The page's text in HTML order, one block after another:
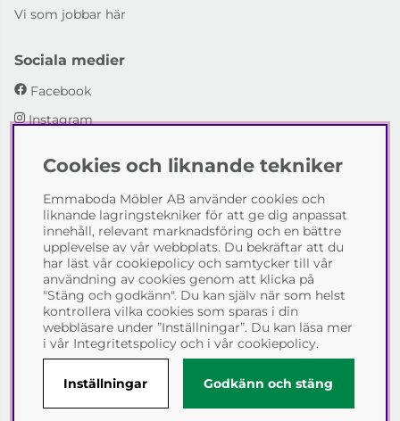
Vi som jobbar här
Sociala medier
Facebook
Instagram
Emmaboda Möbler AB
I fyra generationer har vi hjälpt människor att möblera
sina hem och uppfylla sina inredningsdrömmar med
möbeldesign av högsta kvalitet. Vi vill hjälpa just dig att
skapa ditt drömhem - kontakta gärna oss och berätta
hur vi kan hjälpa dig.
Telefon:0471-13690
E-post:info@emmabodamobler.se
Cookies och liknande tekniker
Emmaboda Möbler AB använder cookies och
liknande lagringstekniker för att ge dig anpassat
innehåll, relevant marknadsföring och en bättre
upplevelse av vår webbplats. Du bekräftar att du
har läst vår cookiepolicy och samtycker till vår
användning av cookies genom att klicka på
"Stäng och godkänn". Du kan själv när som helst
kontrollera vilka cookies som sparas i din
webbläsare under ”Inställningar”. Du kan läsa mer
i vår Integritetspolicy och i vår cookiepolicy.
Inställningar Godkänn och stäng